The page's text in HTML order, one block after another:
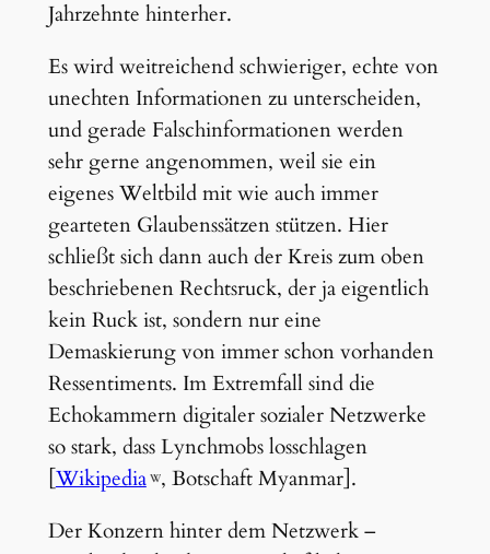
Jahrzehnte hinterher.
Es wird weitreichend schwieriger, echte von
unechten Informationen zu unterscheiden,
und gerade Falschinformationen werden
sehr gerne angenommen, weil sie ein
eigenes Weltbild mit wie auch immer
gearteten Glaubenssätzen stützen. Hier
schließt sich dann auch der Kreis zum oben
beschriebenen Rechtsruck, der ja eigentlich
kein Ruck ist, sondern nur eine
Demaskierung von immer schon vorhanden
Ressentiments. Im Extremfall sind die
Echokammern digitaler sozialer Netzwerke
so stark, dass Lynchmobs losschlagen
Wikipedia , Botschaft Myanmar].
Der Konzern hinter dem Netzwerk –